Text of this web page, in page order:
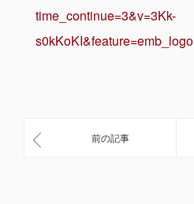
time_continue=3&v=3Kk-
s0kKoKI&feature=emb_logo
前の記事